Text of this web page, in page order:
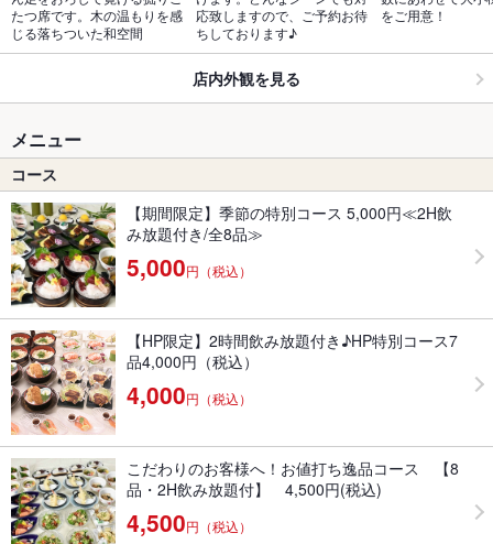
たつ席です。木の温もりを感
じる落ちついた和空間
応致しますので、ご予約お待
ちしております♪
をご用意！
店内外観を見る
メニュー
コース
【期間限定】季節の特別コース 5,000円≪2H飲
み放題付き/全8品≫
5,000円（税込）
【HP限定】2時間飲み放題付き♪HP特別コース7
品4,000円（税込）
4,000円（税込）
こだわりのお客様へ！お値打ち逸品コース 【8
品・2H飲み放題付】 4,500円(税込)
4,500円（税込）